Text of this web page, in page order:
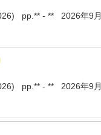
pp.** - ** 2026年9月
pp.** - ** 2026年9月